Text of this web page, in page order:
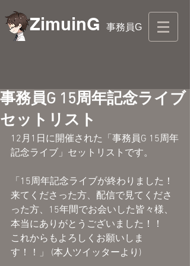
ZimuinG 事務員G
事務員G 15周年記念ライブ
セットリスト
12月1日に開催された「事務員G 15周年
記念ライブ」セットリストです。
「15周年記念ライブが終わりました！
来てくださった方、配信で見てくださ
った方、15年間でお会いした皆々様、
本当にありがとうございました！！
これからもよろしくお願いしま
す！！」 (本人ツイッターより)